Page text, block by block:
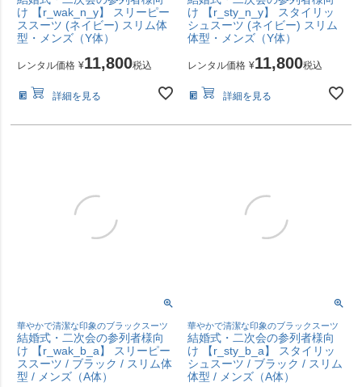
け 【r_wak_n_y】 スリーピー
ススーツ (ネイビー) スリム体
型・メンズ（Y体）
レンタル価格 ¥11,800税込
詳細を見る
け 【r_sty_n_y】 スタイリッ
シュスーツ (ネイビー) スリム
体型・メンズ（Y体）
レンタル価格 ¥11,800税込
詳細を見る
華やかで清潔な印象のブラックスーツ
結婚式・二次会の参列者様向
け 【r_wak_b_a】 スリーピー
ススーツ / ブラック / スリム体
型 / メンズ（A体）
華やかで清潔な印象のブラックスーツ
結婚式・二次会の参列者様向
け 【r_sty_b_a】 スタイリッ
シュスーツ / ブラック / スリム
体型 / メンズ（A体）